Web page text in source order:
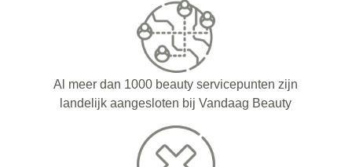
Al meer dan 1000 beauty servicepunten zijn
landelijk aangesloten bij Vandaag Beauty